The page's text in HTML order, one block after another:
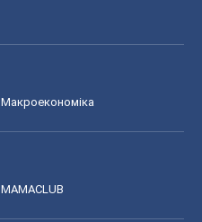
Макроекономіка
MAMACLUB